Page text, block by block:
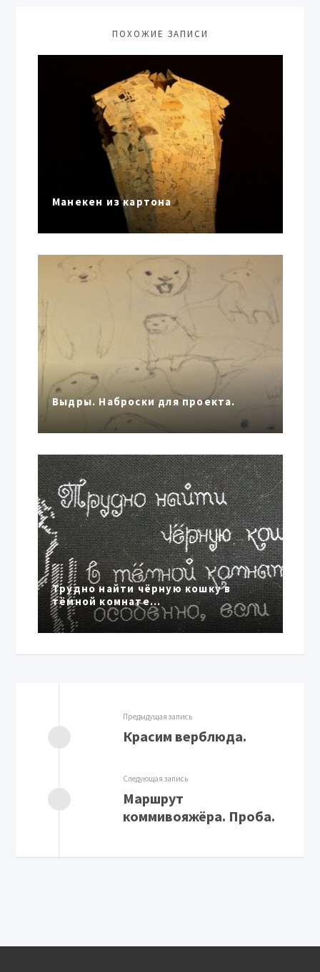
ПОХОЖИЕ ЗАПИСИ
Манекен из картона
Выдры. Наброски для проекта.
Трудно найти чёрную кошку в
тёмной комнате…
Предыдущая запись
Красим верблюда.
Следующая запись
Маршрут
коммивояжёра. Проба.